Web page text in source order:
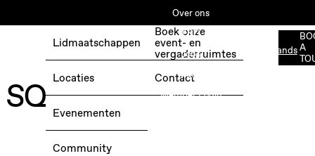
BOEK EEN GRATIS TESTDAG →
Over ons
ESG
Jobs
Media
Member Login
Nederlands
Lidmaatschappen
Locaties
Evenementen
Community
Boek onze
event- en
vergaderruimtes
Contact
A
donderdag 28 september 2023, 10:30